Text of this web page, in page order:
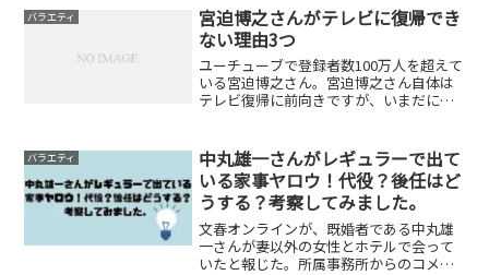
聞きます。しかもキンタローさんのもの
まねはすこし誇張したモ...
バラエティ
宮迫博之さんがテレビに復帰でき
ない理由3つ
ユーチューブで登録者数100万人を超えて
いる宮迫博之さん。宮迫博之さん自体は
テレビ復帰に前向きですが、いまだに
ぜテレビに復帰できないのかを調査して
みました。テレビ復帰の...
バラエティ
中丸雄一さんがレギュラーで出て
いる家事ヤロウ！代役？後任はど
うする？考察してみました。
文春オンラインが、既婚者である中丸雄
一さんが妻以外の女性とホテルで会って
いたと報じた。所属事務所からのコメン